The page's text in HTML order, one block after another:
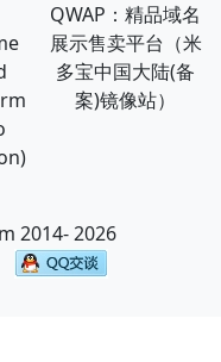
QWAP：精品域名
展示售卖平台（米
多宝中国大陆(备
案)镜像站）
2014- 2026